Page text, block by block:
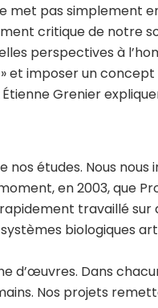
pas simplement
critique de notre
perspectives à
imposer un concept
Grenier
études. Nous nous
en 2003, que
travaillé
biologiques
d’œuvres. Dans
Nos projets